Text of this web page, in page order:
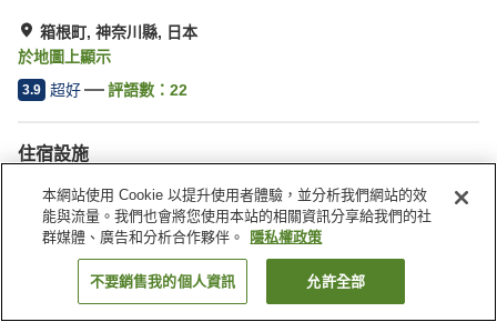
箱根町, 神奈川縣, 日本
於地圖上顯示
3.9 超好 評語數： 22
住宿設施
餐廳 特殊（過敏）飲食需求
首頁 日本 神奈川縣 箱根町 箱根蘆之湖傑姆斯帝旅館
找客房
本網站使用 Cookie 以提升使用者體驗，並分析我們網站的效
能與流量。我們也會將您使用本站的相關資訊分享給我們的社
群媒體、廣告和分析合作夥伴。
隱私權政策
不要銷售我的個人資訊 允許全部